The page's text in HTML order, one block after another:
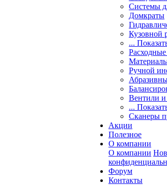
Системы
Домкраты
Кузовной
...
Ручной
Вентили
...
Сканеры
Акции
Полезное
О компании
О компании
Форум
Контакты